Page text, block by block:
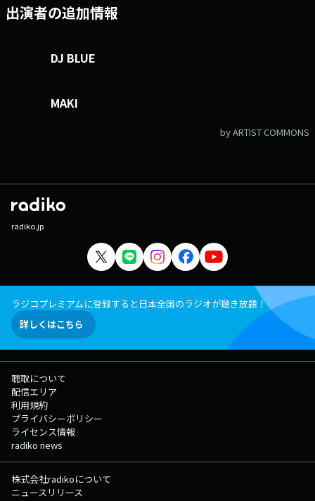
出演者の追加情報
DJ BLUE
MAKI
by ARTIST COMMONS
radiko.jp
ラジコプレミアムに登録すると日本全国のラジオが聴き放題！
詳しくはこちら
聴取について
配信エリア
利用規約
プライバシーポリシー
ライセンス情報
radiko news
株式会社radikoについて
ニュースリリース